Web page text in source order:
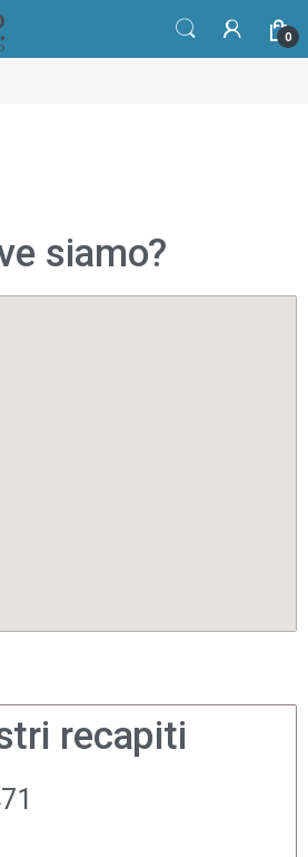
0
siamo?
recapiti